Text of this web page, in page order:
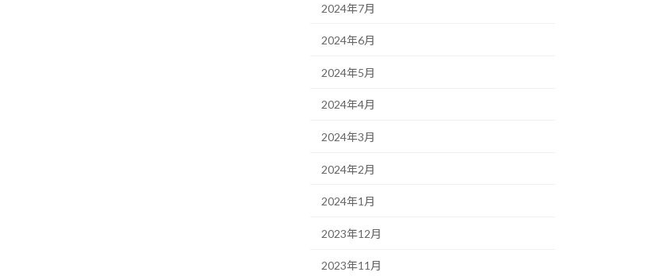
2024年7月
2024年6月
2024年5月
2024年4月
2024年3月
2024年2月
2024年1月
2023年12月
2023年11月